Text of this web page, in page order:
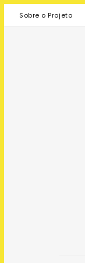
Sobre o Projeto